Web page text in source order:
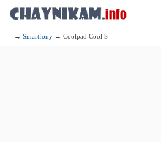
→Smartfony → Coolpad Cool S